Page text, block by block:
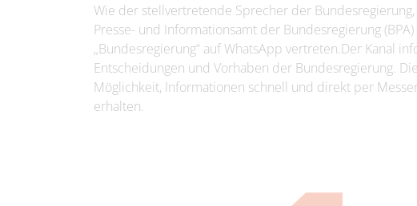
Wie der stellvertretende Sprecher der
Presse- und Informationsamt der Bundesregierung
„Bundesregierung“ auf WhatsApp vertreten.Der Kanal
Entscheidungen und Vorhaben der Bundesregierung.
Möglichkeit, Informationen schnell und direkt per
erhalten.